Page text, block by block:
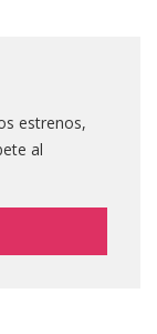
estrenos,
al